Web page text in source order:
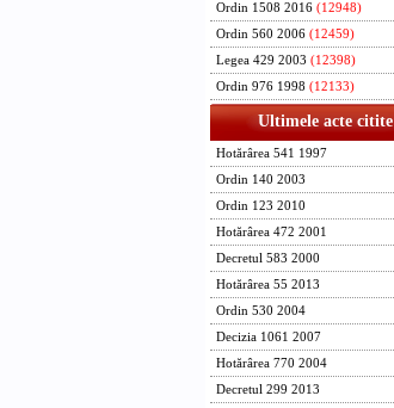
Ordin 1508 2016 (12948)
Ordin 560 2006 (12459)
Legea 429 2003 (12398)
Ordin 976 1998 (12133)
Ultimele acte citite
Hotărârea 541 1997
Ordin 140 2003
Ordin 123 2010
Hotărârea 472 2001
Decretul 583 2000
Hotărârea 55 2013
Ordin 530 2004
Decizia 1061 2007
Hotărârea 770 2004
Decretul 299 2013